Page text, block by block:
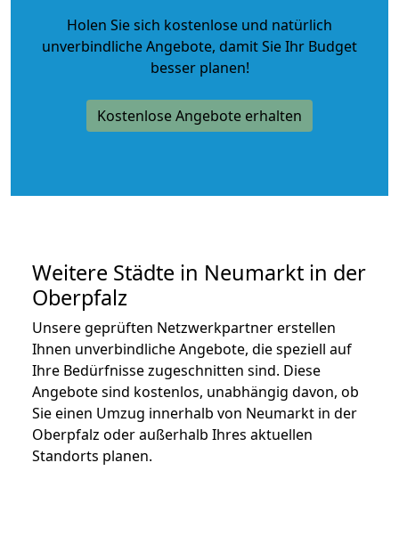
Holen Sie sich kostenlose und natürlich
unverbindliche Angebote, damit Sie Ihr Budget
besser planen!
Kostenlose Angebote erhalten
Weitere Städte in Neumarkt in der
Oberpfalz
Unsere geprüften Netzwerkpartner erstellen
Ihnen unverbindliche Angebote, die speziell auf
Ihre Bedürfnisse zugeschnitten sind. Diese
Angebote sind kostenlos, unabhängig davon, ob
Sie einen Umzug innerhalb von Neumarkt in der
Oberpfalz oder außerhalb Ihres aktuellen
Standorts planen.